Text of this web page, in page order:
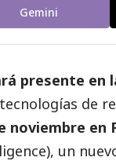
Gemini
presente en
de
noviembre en
un